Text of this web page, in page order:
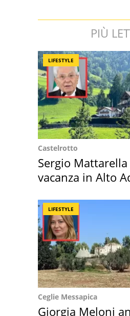
PIÙ
LIFESTYLE
Castelrotto
Sergio
vacanza in Alto
LIFESTYLE
Ceglie Messapica
Giorgia Meloni